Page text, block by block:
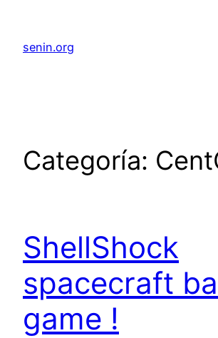
senin.org
Categoría:
ShellShock
spacecraft
game !